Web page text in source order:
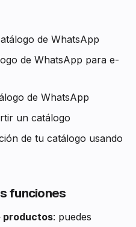
de WhatsApp
de WhatsApp para e-
de WhatsApp
un catálogo
de tu catálogo usando
funciones
productos: puedes